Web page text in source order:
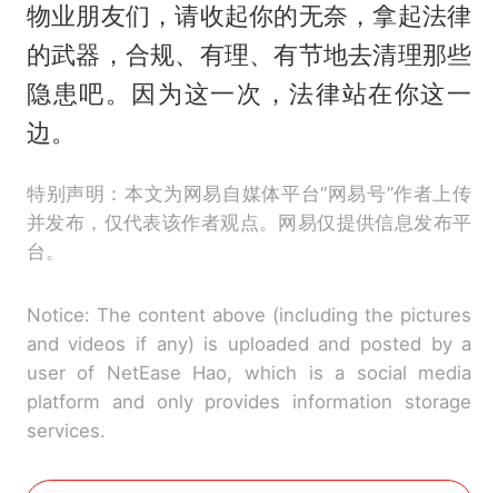
物业朋友们，请收起你的无奈，拿起法律
的武器，合规、有理、有节地去清理那些
隐患吧。因为这一次，法律站在你这一
边。
特别声明：本文为网易自媒体平台“网易号”作者上传
并发布，仅代表该作者观点。网易仅提供信息发布平
台。
Notice: The content above (including the pictures
and videos if any) is uploaded and posted by a
user of NetEase Hao, which is a social media
platform and only provides information storage
services.